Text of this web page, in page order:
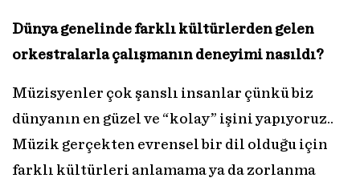
Dünya genelinde farklı kültürlerden gelen
orkestralarla çalışmanın deneyimi nasıldı?
Müzisyenler çok şanslı insanlar çünkü biz
dünyanın en güzel ve “kolay” işini yapıyoruz..
Müzik gerçekten evrensel bir dil olduğu için
farklı kültürleri anlamama ya da zorlanma